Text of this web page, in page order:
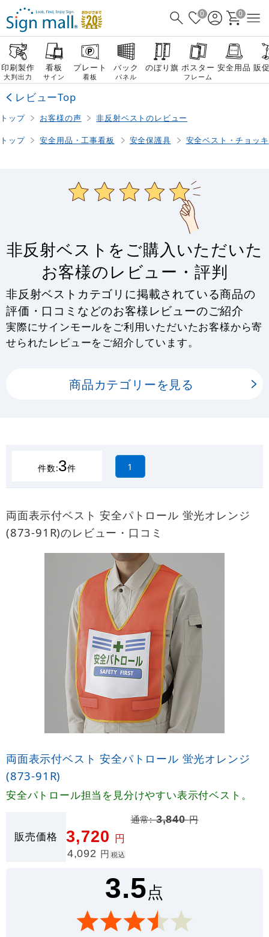
0 0
印刷製作
大判出力
看板
サイン
プレート
看板
バック
パネル
のぼり旗 ポスター
フレーム
安全用品 販
レビューTop
トップ お客様の声 非反射ベストのレビュー
トップ 安全用品・工事看板 安全保護具 安全ベスト・チョッキ
非反射ベストをご購入いただいた
お客様のレビュー・評判
非反射ベストカテゴリに掲載されている商品の
評価・口コミなどのお客様レビューのご紹介
実際にサインモールをご利用いただいたお客様から寄
せられたレビューをご紹介しています。
商品カテゴリーを見る
件数:3件 1
両面表示付ベスト 安全パトロール 蛍光オレンジ
(873-91R)のレビュー・口コミ
両面表示付ベスト 安全パトロール 蛍光オレンジ
(873-91R)
安全パトロール担当を見分けやすい表示付ベスト。
販売価格
通常:3,840円
3,720 円
4,092 円 税込
3.5点